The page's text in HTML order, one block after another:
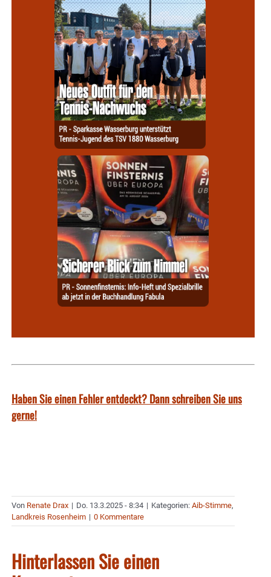
Haben Sie einen Fehler entdeckt? Dann schreiben Sie uns
gerne!
Von Renate Drax | Do. 13.3.2025 - 8:34 | Kategorien: Aib-Stimme,
Landkreis Rosenheim | 0 Kommentare
Hinterlassen Sie einen